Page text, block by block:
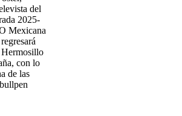
del
2025-
Mexicana
Hermosillo
con lo
de las